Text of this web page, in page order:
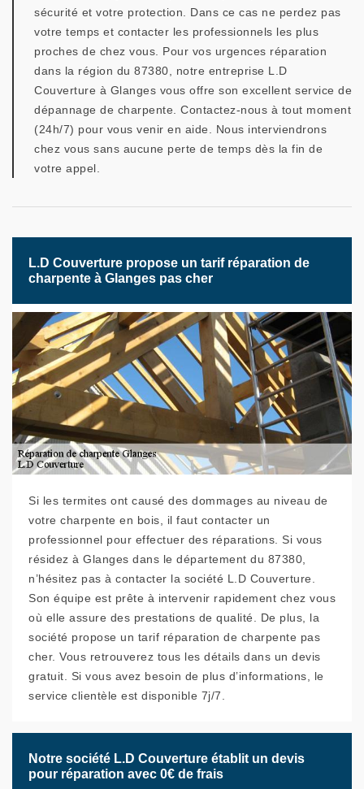
sécurité et votre protection. Dans ce cas ne perdez pas
votre temps et contacter les professionnels les plus
proches de chez vous. Pour vos urgences réparation
dans la région du 87380, notre entreprise L.D
Couverture à Glanges vous offre son excellent service de
dépannage de charpente. Contactez-nous à tout moment
(24h/7) pour vous venir en aide. Nous interviendrons
chez vous sans aucune perte de temps dès la fin de
votre appel.
L.D Couverture propose un tarif réparation de
charpente à Glanges pas cher
Si les termites ont causé des dommages au niveau de
votre charpente en bois, il faut contacter un
professionnel pour effectuer des réparations. Si vous
résidez à Glanges dans le département du 87380,
n’hésitez pas à contacter la société L.D Couverture.
Son équipe est prête à intervenir rapidement chez vous
où elle assure des prestations de qualité. De plus, la
société propose un tarif réparation de charpente pas
cher. Vous retrouverez tous les détails dans un devis
gratuit. Si vous avez besoin de plus d’informations, le
service clientèle est disponible 7j/7.
Notre société L.D Couverture établit un devis
pour réparation avec 0€ de frais